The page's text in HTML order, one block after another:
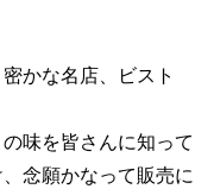
かな名店、ビスト
味を皆さんに知って
念願かなって販売に